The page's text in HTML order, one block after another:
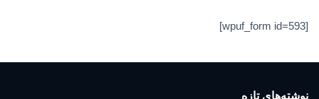
[wpuf_form id=593]
نوشته‌های تازه